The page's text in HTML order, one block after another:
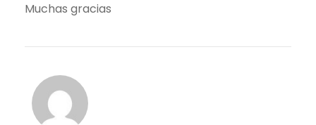
Muchas gracias